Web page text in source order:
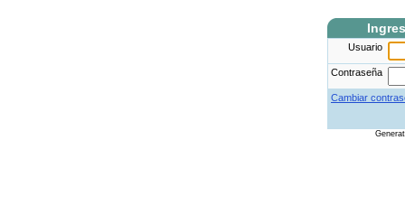
Usuario
Contraseña
Cambiar